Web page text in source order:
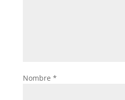
Nombre *